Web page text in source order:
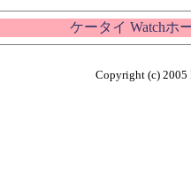
ケータイ Watchホ
Copyright (c) 2005